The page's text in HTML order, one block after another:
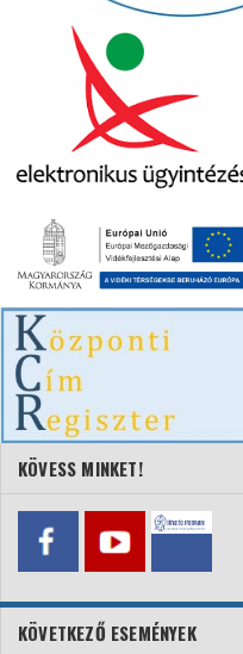
KÖVESS MINKET!
KÖVETKEZŐ ESEMÉNYEK